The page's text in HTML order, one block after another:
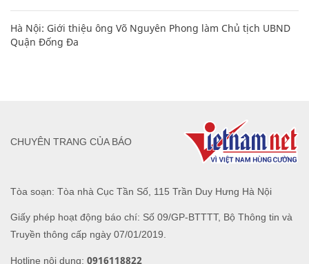
Hà Nội: Giới thiệu ông Võ Nguyên Phong làm Chủ tịch UBND
Quận Đống Đa
Tòa soạn: Tòa nhà Cục Tần Số, 115 Trần Duy Hưng Hà Nội
Giấy phép hoạt động báo chí: Số 09/GP-BTTTT, Bộ Thông tin và
Truyền thông cấp ngày 07/01/2019.
Hotline nội dung: 0916118822
CHUYÊN TRANG CỦA BÁO